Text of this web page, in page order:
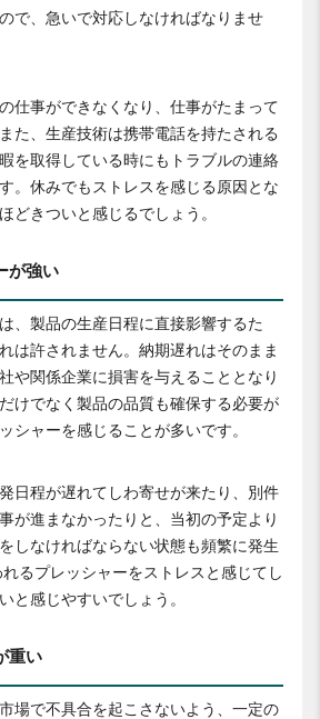
で、急いで対応しなければなりませ
仕事ができなくなり、仕事がたまって
た、生産技術は携帯電話を持たされる
を取得している時にもトラブルの連絡
。休みでもストレスを感じる原因とな
どきついと感じるでしょう。
が強い
、製品の生産日程に直接影響するた
は許されません。納期遅れはそのまま
や関係企業に損害を与えることとなり
けでなく製品の品質も確保する必要が
シャーを感じることが多いです。
日程が遅れてしわ寄せが来たり、別件
が進まなかったりと、当初の予定より
しなければならない状態も頻繁に発生
るプレッシャーをストレスと感じてし
と感じやすいでしょう。
重い
場で不具合を起こさないよう、一定の